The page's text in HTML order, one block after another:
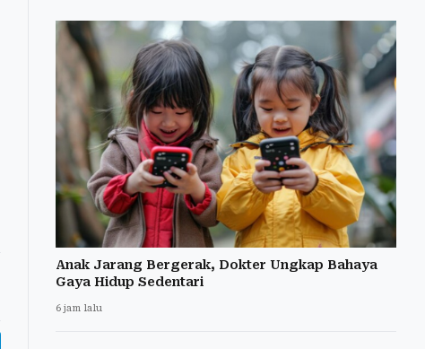
Anak Jarang Bergerak, Dokter Ungkap Bahaya
Gaya Hidup Sedentari
6 jam lalu